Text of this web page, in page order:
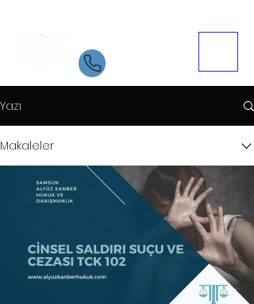
05534084721
Yazı
Makaleler